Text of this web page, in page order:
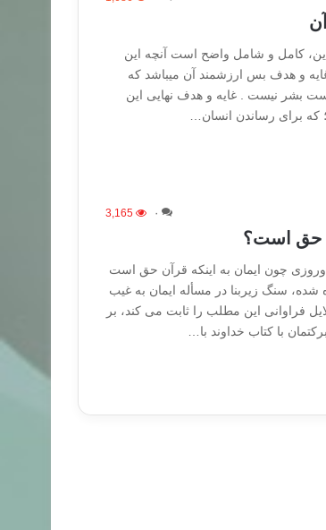
کامل و شامل واضح است آنچه این
و غایه و هدف بس ارزشمند آن میباشد که
بشر نیست . غایه و هدف نهایی این
برای رساندن انسان…
۰ 3,165
حق است؟
چون ایمان به اینکه قرآن حق است
سنگ زیربنا در مسأله ایمان به غیب
فراوانی این مطلب را ثابت می کند، بر
با کتاب خداوند با…